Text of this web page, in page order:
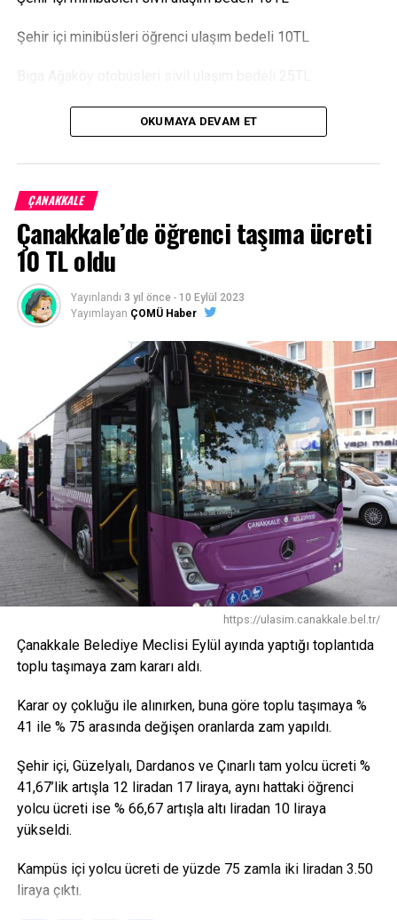
Facebook
Mastodon
Share
ERDOĞAN: O ODTÜ’LÜ PROF’LAR MESLEĞİ BIRAKSIN
KAÇIRMAYIN
Levent Kırca’dan meslektaşlarına ağır hakaret
Şehir içi minibüsleri öğrenci ulaşım bedeli 10TL
Biga Ağaköy otobüsleri öğrenci ulaşım bedeli 18TL olarak
belirlendi.
Facebook
Mastodon
EmailShare
OKUMAYA DEVAM ET
ÇANAKKALE
Çanakkale’de öğrenci taşıma ücreti
10 TL oldu
Yayınlandı 3 yıl önce - 10 Eylül 2023
Yayımlayan ÇOMÜ Haber
https://ulasim.canakkale.bel.tr/
Çanakkale Belediye Meclisi Eylül ayında yaptığı toplantıda
toplu taşımaya zam kararı aldı.
Karar oy çokluğu ile alınırken, buna göre toplu taşımaya %
41 ile % 75 arasında değişen oranlarda zam yapıldı.
Şehir içi, Güzelyalı, Dardanos ve Çınarlı tam yolcu ücreti %
41,67’lik artışla 12 liradan 17 liraya, aynı hattaki öğrenci
yolcu ücreti ise % 66,67 artışla altı liradan 10 liraya
yükseldi.
Kampüs içi yolcu ücreti de yüzde 75 zamla iki liradan 3.50
liraya çıktı.